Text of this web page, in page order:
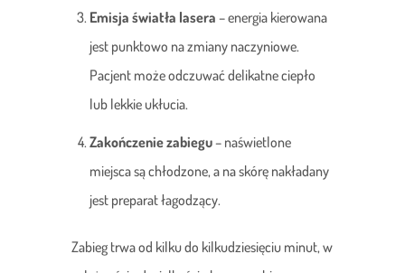
Emisja światła lasera – energia kierowana
jest punktowo na zmiany naczyniowe.
Pacjent może odczuwać delikatne ciepło
lub lekkie ukłucia.
Zakończenie zabiegu– naświetlone
miejsca są chłodzone, a na skórę nakładany
jest preparat łagodzący.
Zabieg trwa od kilku do kilkudziesięciu minut, w